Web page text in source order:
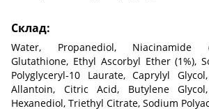
Склад:
Water, Propanediol, Niacinamide
Glutathione, Ethyl Ascorbyl Ether (1%),
Polyglyceryl-10 Laurate, Caprylyl
Allantoin, Citric Acid, Butylene
Hexanediol, Triethyl Citrate, Sodium